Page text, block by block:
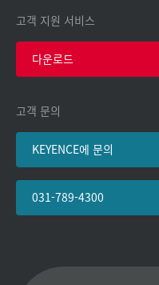
고객 지원 서비스
다운로드
고객 문의
KEYENCE에 문의
031-789-4300